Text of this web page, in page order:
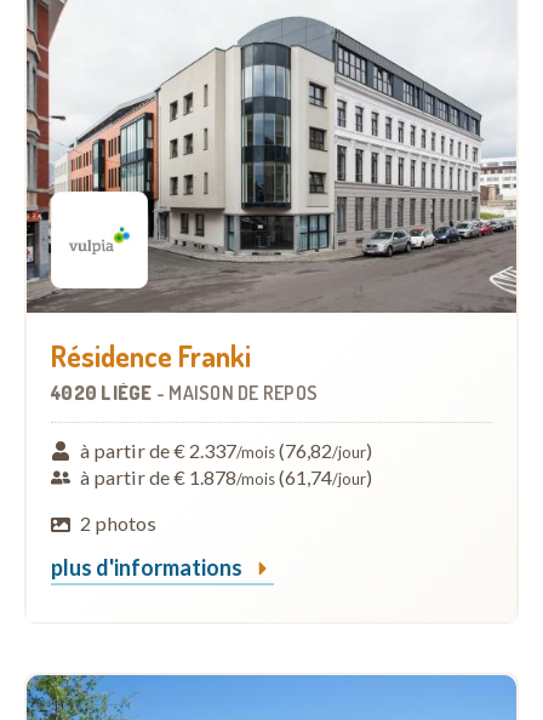
Résidence Franki
4020 LIÈGE - MAISON DE REPOS
à partir de € 2.337/mois(76,82/jour)
à partir de € 1.878/mois(61,74/jour)
2 photos
plus d'informations